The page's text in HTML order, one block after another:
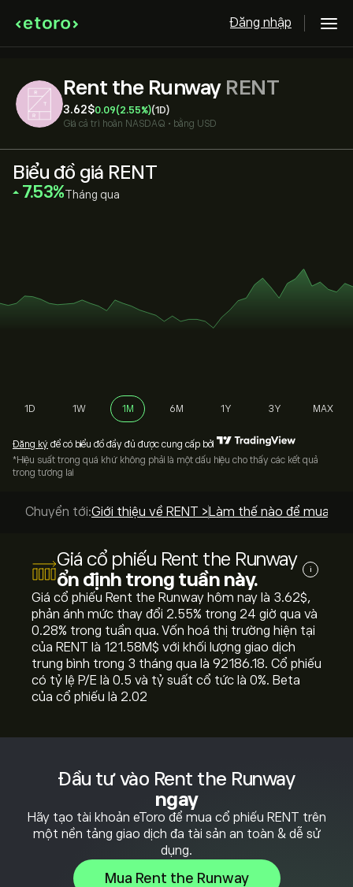
Đăng nhập
Rent the Runway RENT
3.62‎$‎0.09(2.55%)(1D)
Giá cả trì hoãn NASDAQ • bằng USD
Đầu tư vào Rent the Runway
ngay
Hãy tạo tài khoản eToro để mua cổ phiếu RENT trên
một nền tảng giao dịch đa tài sản an toàn & dễ sử
dụng.
Mua Rent the Runway
Biểu đồ giá RENT
‎7.53‎ Tháng qua
1D 1W 1M 6M 1Y 3Y MAX
Đăng ký để có biểu đồ đầy đủ được cung cấp bởi
*Hiệu suất trong quá khứ không phải là một dấu hiệu cho thấy các kết quả
trong tương lai
Chuyển tới:Giới thiệu về RENT > Làm thế nào để mua? >
Giá cổ phiếu Rent the Runway
ổn định trong tuần này.
i
Giá cổ phiếu Rent the Runway hôm nay là 3.62‎$‎,
phản ánh mức thay đổi ‎2.55‎% trong 24 giờ qua và
‎0.28‎% trong tuần qua. Vốn hoá thị trường hiện tại
của RENT là 121.58M‎$‎ với khối lượng giao dịch
trung bình trong 3 tháng qua là 92186.18. Cổ phiếu
có tỷ lệ P/E là 0.5 và tỷ suất cổ tức là 0%. Beta
của cổ phiếu là 2.02